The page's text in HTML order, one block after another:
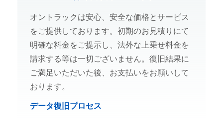
オントラックは安心、安全な価格とサービス
をご提供しております。初期のお見積りにて
明確な料金をご提示し、法外な上乗せ料金を
請求する等は一切ございません。復旧結果に
ご満足いただいた後、お支払いをお願いして
おります。
データ復旧プロセス